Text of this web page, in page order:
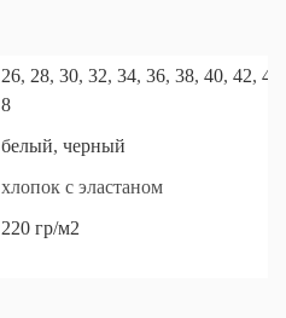
26, 28, 30, 32, 34, 36, 38, 40, 42, 44
8
белый, черный
хлопок с эластаном
220 гр/м2